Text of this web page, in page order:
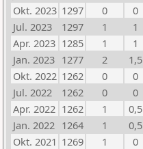
Okt. 2023 1297 0
0
Jul. 2023
1297 1
1
Apr. 2023 1285 1
1
Jan. 2023 1277 2
1,5
Okt. 2022 1262 0
0
Jul. 2022
1262 0
0
Apr. 2022 1262 1
0,5
Jan. 2022 1264 1
0,5
Okt. 2021 1269 1
0